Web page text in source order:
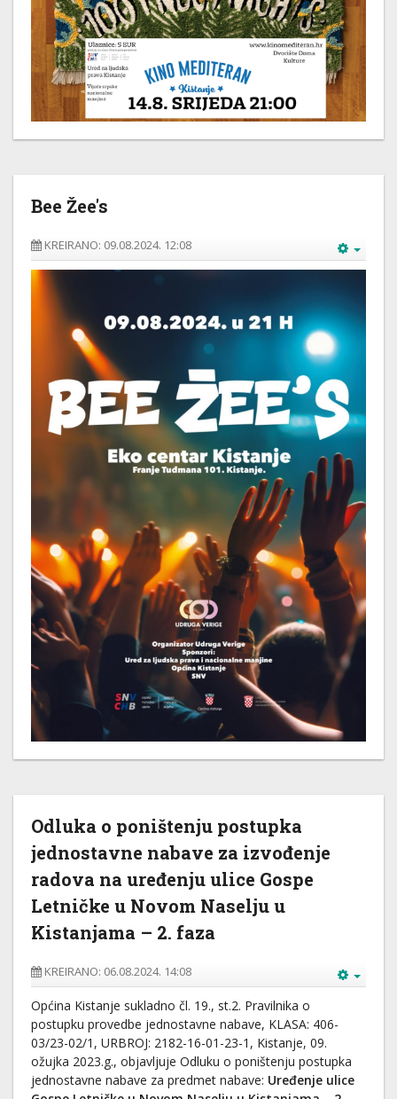
Bee Žee's
KREIRANO: 09.08.2024. 12:08
Odluka o poništenju postupka
jednostavne nabave za izvođenje
radova na uređenju ulice Gospe
Letničke u Novom Naselju u
Kistanjama – 2. faza
KREIRANO: 06.08.2024. 14:08
Općina Kistanje sukladno čl. 19., st.2. Pravilnika o
postupku provedbe jednostavne nabave, KLASA: 406-
03/23-02/1, URBROJ: 2182-16-01-23-1, Kistanje, 09.
ožujka 2023.g., objavljuje Odluku o poništenju postupka
jednostavne nabave za predmet nabave: Uređenje ulice